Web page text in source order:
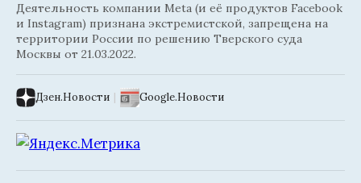
Деятельность компании Meta (и её продуктов Facebook
и Instagram) признана экстремистской, запрещена на
территории России по решению Тверского суда
Москвы от 21.03.2022.
Дзен.Новости | Google.Новости